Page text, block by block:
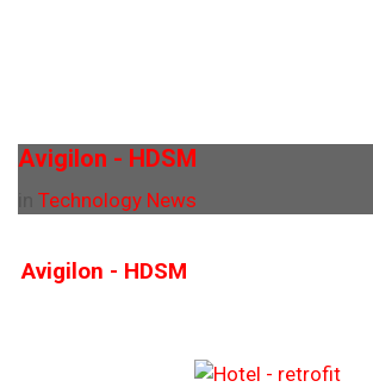
Avigilon - HDSM
Technology News
Avigilon - HDSM